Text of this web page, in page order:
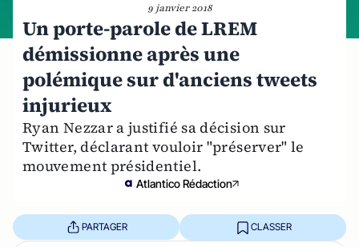
9 janvier 2018
Un porte-parole de LREM
démissionne après une
polémique sur d'anciens tweets
injurieux
Ryan Nezzar a justifié sa décision sur
Twitter, déclarant vouloir "préserver" le
mouvement présidentiel.
Atlantico Rédaction
PARTAGER CLASSER